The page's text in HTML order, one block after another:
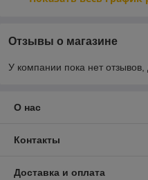
Отзывы о магазине
У компании пока нет отзывов,
О нас
Контакты
Доставка и оплата